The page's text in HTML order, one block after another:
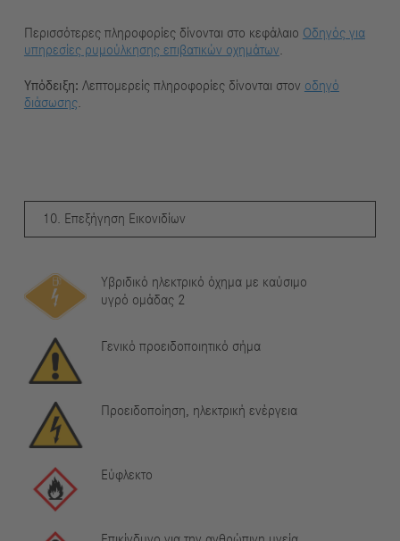
Περισσότερες πληροφορίες δίνονται στο κεφάλαιο Οδηγός για
υπηρεσίες ρυμούλκησης επιβατικών οχημάτων
Υπόδειξη: Λεπτομερείς πληροφορίες δίνονται στον οδηγό
διάσωσης.
10. Επεξήγηση Εικονιδίων
Υβριδικό ηλεκτρικό όχημα με καύσιμο
υγρό ομάδας 2
Γενικό προειδοποιητικό σήμα
Προειδοποίηση, ηλεκτρική ενέργεια
Εύφλεκτο